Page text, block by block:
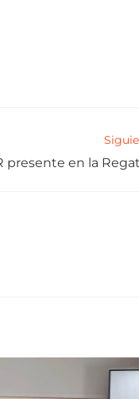
presente en la